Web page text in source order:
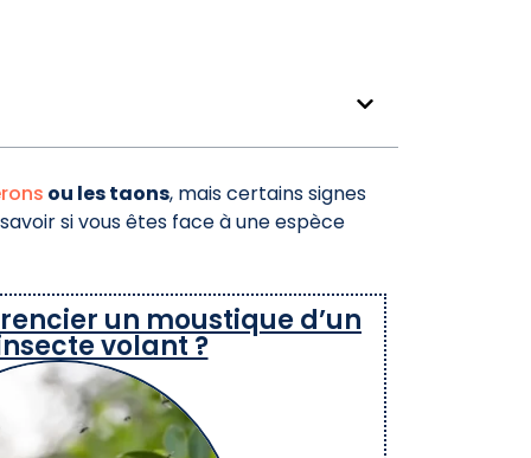
ou les taons, mais certains signes
si vous êtes face à une espèce
un moustique d’un
volant ?